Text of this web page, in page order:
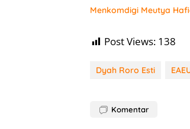
Menkomdigi Meutya
Post Views: 138
Dyah Roro Esti
Komentar